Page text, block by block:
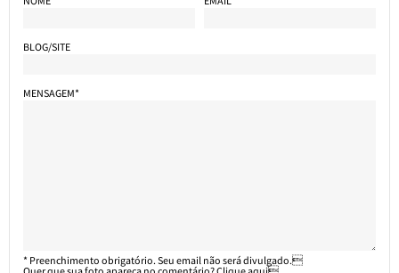
BLOG/SITE
MENSAGEM*
* Preenchimento obrigatório. Seu email não será divulgado.